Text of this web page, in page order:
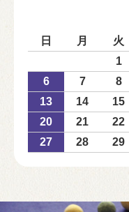
日
月 火
1
6
7 8
13
14 15
20
21 22
27
28 29